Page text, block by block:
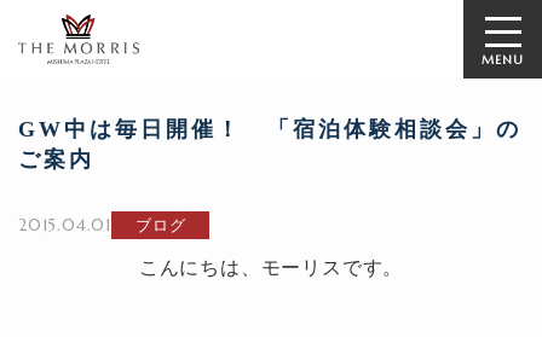
MENU
GW中は毎日開催！ 「宿泊体験相談会」の
ご案内
2015.04.01 ブログ
こんにちは、モーリスです。